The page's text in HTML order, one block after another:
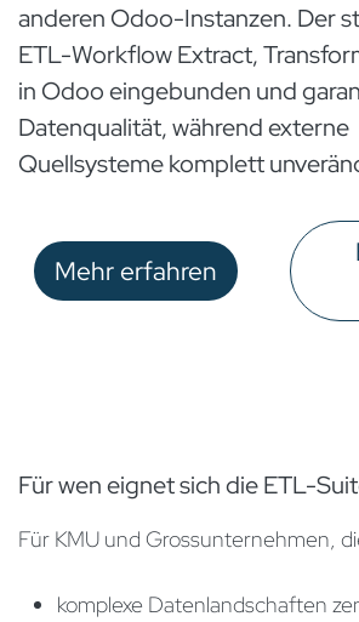
anderen Odoo-Instanzen. Der
ETL-Workflow Extract,
in Odoo eingebunden und
Datenqualität, während externe
Quellsysteme komplett
Mehr erfahren
Für wen eignet sich die ETL-
Für KMU und Grossunternehmen,
komplexe Datenlandschaften